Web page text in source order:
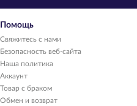
Помощь
Свяжитесь с нами
Безопасность веб-сайта
Наша политика
Аккаунт
Товар с браком
Обмен и возврат